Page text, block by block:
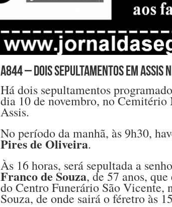
A844 – Dois sepultamentos em Assis
Há dois sepultamentos
dia 10 de novembro, no
Assis.
No período da manhã, às 9h30,
Pires de Oliveira.
Às 16 horas, será sepultada a
Franco de Souza, de 57 anos,
do Centro Funerário São Vicente,
Souza, de onde sairá o féretro às